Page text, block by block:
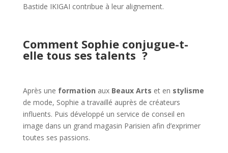
Bastide IKIGAI contribue à leur alignement.
Comment Sophie conjugue-t-
elle tous ses talents ?
Après une formation aux Beaux Arts et en stylisme
de mode, Sophie a travaillé auprès de créateurs
influents. Puis développé un service de conseil en
image dans un grand magasin Parisien afin d’exprimer
toutes ses passions.